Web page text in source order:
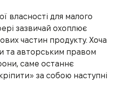
власності для малого
зазвичай охоплює
частин продукту. Хоча
та авторським правом
саме останнє
за собою наступні